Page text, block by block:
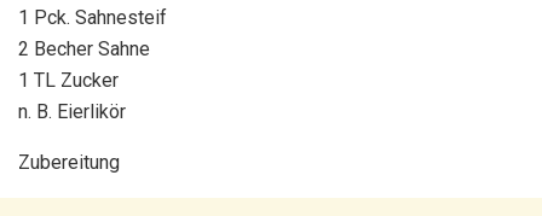
1 Pck. Sahnesteif
2 Becher Sahne
1 TL Zucker
n. B. Eierlikör
Zubereitung